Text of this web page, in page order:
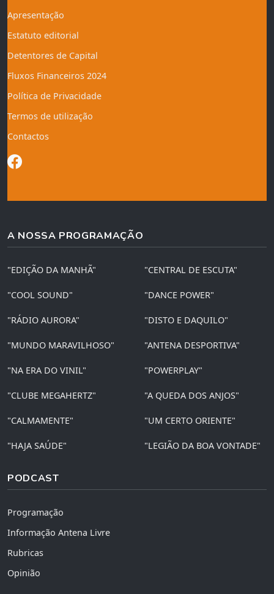
Apresentação
Estatuto editorial
Detentores de Capital
Fluxos Financeiros 2024
Política de Privacidade
Termos de utilização
Contactos
A NOSSA PROGRAMAÇÃO
"EDIÇÃO DA MANHÃ" "CENTRAL DE ESCUTA"
"COOL SOUND" "DANCE POWER"
"RÁDIO AURORA" "DISTO E DAQUILO"
"MUNDO MARAVILHOSO" "ANTENA DESPORTIVA"
"NA ERA DO VINIL" "POWERPLAY"
"CLUBE MEGAHERTZ" "A QUEDA DOS ANJOS"
"CALMAMENTE" "UM CERTO ORIENTE"
"HAJA SAÚDE" "LEGIÃO DA BOA VONTADE"
PODCAST
Programação
Informação Antena Livre
Rubricas
Opinião